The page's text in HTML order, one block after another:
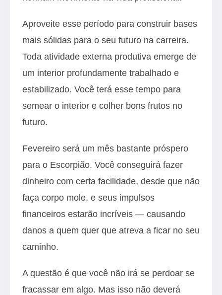
Aproveite esse período para construir bases
mais sólidas para o seu futuro na carreira.
Toda atividade externa produtiva emerge de
um interior profundamente trabalhado e
estabilizado. Você terá esse tempo para
semear o interior e colher bons frutos no
futuro.
Fevereiro será um mês bastante próspero
para o Escorpião. Você conseguirá fazer
dinheiro com certa facilidade, desde que não
faça corpo mole, e seus impulsos
financeiros estarão incríveis — causando
danos a quem quer que atreva a ficar no seu
caminho.
A questão é que você não irá se perdoar se
fracassar em algo. Mas isso não deverá